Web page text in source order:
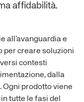
affidabilità.
all’avanguardia e
per creare soluzioni
contesti
dalla
Ogni prodotto viene
tutte le fasi del